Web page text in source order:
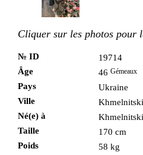
Cliquer sur les photos pour
№ ID
19714
Âge
46 Gémeaux
Pays
Ukraine
Ville
Né(e) à
Taille
170 cm
Poids
58 kg